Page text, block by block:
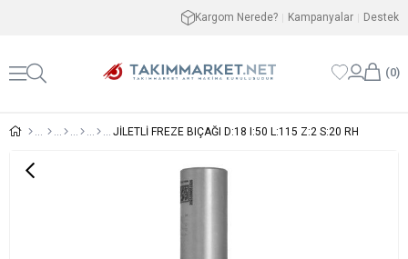
Kargom Nerede? Kampanyalar Destek
0
JİLETLİ FREZE BIÇAĞI D:18 I:50 L:115 Z:2 S:20 RH